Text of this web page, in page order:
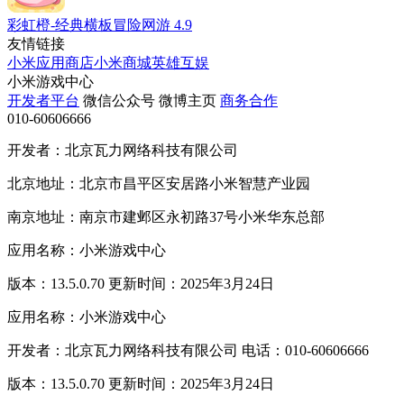
彩虹橙-经典横板冒险网游 4.9
友情链接
小米应用商店小米商城英雄互娱
小米游戏中心
开发者平台 微信公众号 微博主页 商务合作
010-60606666
开发者：北京瓦力网络科技有限公司
北京地址：北京市昌平区安居路小米智慧产业园
南京地址：南京市建邺区永初路37号小米华东总部
应用名称：小米游戏中心
版本：13.5.0.70 更新时间：2025年3月24日
应用名称：小米游戏中心
开发者：北京瓦力网络科技有限公司 电话：010-60606666
版本：13.5.0.70 更新时间：2025年3月24日